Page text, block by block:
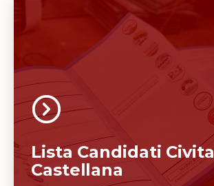
Lista Candidati Civita
Castellana